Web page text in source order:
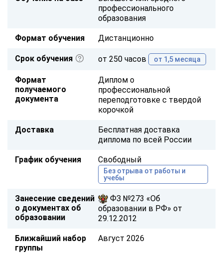
профессионального
образования
Формат обучения Дистанционно
Срок обучения от 250 часов от 1,5 месяца
Формат
получаемого
документа
Диплом о
профессиональной
переподготовке с твердой
корочкой
Доставка
Бесплатная доставка
диплома по всей России
График обучения Свободный
Без отрыва от работы и
учебы
Занесение сведений
о документах об
образовании
ФЗ №273 «Об
образовании в РФ» от
29.12.2012
Ближайший набор
группы
Август 2026